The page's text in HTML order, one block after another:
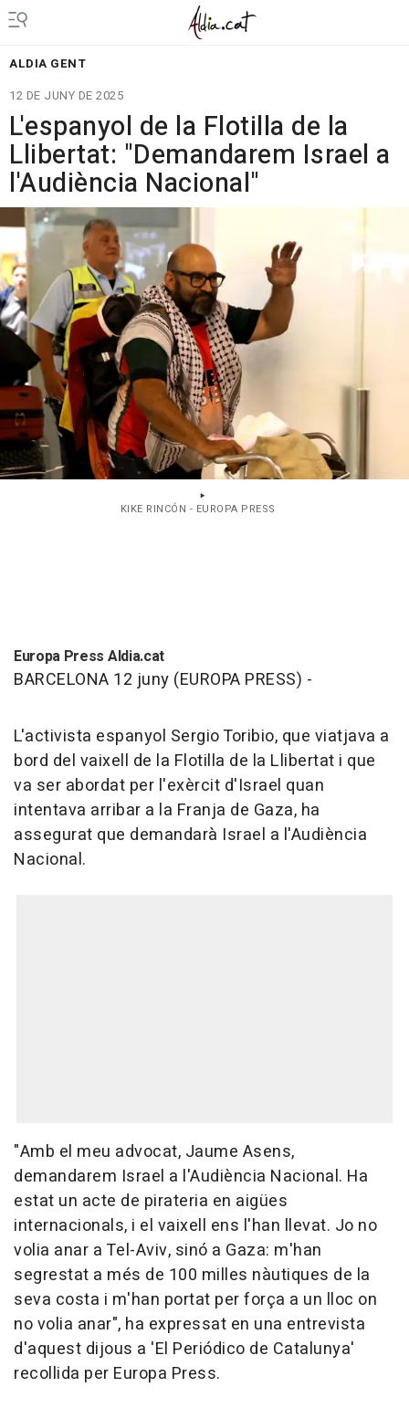
ALDIA GENT
12 DE JUNY DE 2025
L'espanyol de la Flotilla de la
Llibertat: "Demandarem Israel a
l'Audiència Nacional"
KIKE RINCÓN - EUROPA PRESS
Europa Press Aldia.cat
BARCELONA 12 juny (EUROPA PRESS) -
L'activista espanyol Sergio Toribio, que viatjava a
bord del vaixell de la Flotilla de la Llibertat i que
va ser abordat per l'exèrcit d'Israel quan
intentava arribar a la Franja de Gaza, ha
assegurat que demandarà Israel a l'Audiència
Nacional.
"Amb el meu advocat, Jaume Asens,
demandarem Israel a l'Audiència Nacional. Ha
estat un acte de pirateria en aigües
internacionals, i el vaixell ens l'han llevat. Jo no
volia anar a Tel-Aviv, sinó a Gaza: m'han
segrestat a més de 100 milles nàutiques de la
seva costa i m'han portat per força a un lloc on
no volia anar", ha expressat en una entrevista
d'aquest dijous a 'El Periódico de Catalunya'
recollida per Europa Press.